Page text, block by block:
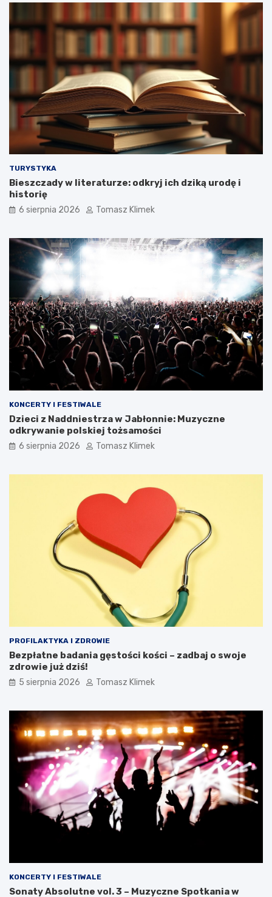
TURYSTYKA
Bieszczady w literaturze: odkryj ich dziką urodę i
historię
6 sierpnia 2026 Tomasz Klimek
KONCERTY I FESTIWALE
Dzieci z Naddniestrza w Jabłonnie: Muzyczne
odkrywanie polskiej tożsamości
6 sierpnia 2026 Tomasz Klimek
PROFILAKTYKA I ZDROWIE
Bezpłatne badania gęstości kości – zadbaj o swoje
zdrowie już dziś!
5 sierpnia 2026 Tomasz Klimek
KONCERTY I FESTIWALE
Sonaty Absolutne vol. 3 – Muzyczne Spotkania w